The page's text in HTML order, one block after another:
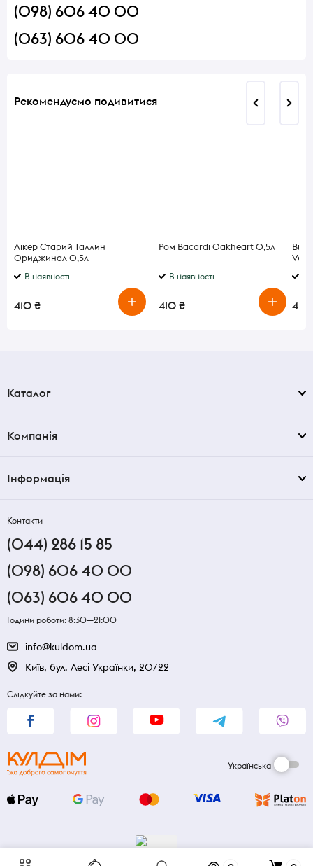
(098) 606 40 00
(063) 606 40 00
Рекомендуємо подивитися
Лікер Старий Таллин
Ориджинал 0,5л
В наявності
410 ₴
Ром Bacardi Oakheart 0,5л
В наявності
410 ₴ 410
Каталог
Компанія
Інформація
Контакти
(044) 286 15 85
(098) 606 40 00
(063) 606 40 00
Години роботи: 8:30—21:00
info@kuldom.ua
Київ, бул. Лесі Українки, 20/22
Слідкуйте за нами:
Українська